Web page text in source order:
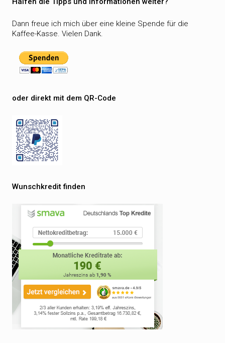
Dann freue ich mich über eine kleine Spende für die
Kaffee-Kasse. Vielen Dank.
oder direkt mit dem QR-Code
Wunschkredit finden